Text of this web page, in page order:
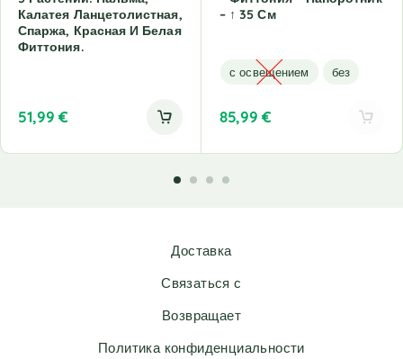
Калатея Ланцетолистная,
Спаржа, Красная И Белая
Фиттония.
51,99 €
– ↑ 35 См
с освещением без
85,99 €
t
a
v
:
Доставка
Связаться с
Возвращает
Политика конфиденциальности